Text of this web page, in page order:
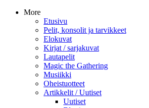
More
Etusivu
Pelit, konsolit ja tarvikkeet
Elokuvat
Kirjat / sarjakuvat
Lautapelit
Magic the Gathering
Musiikki
Oheistuotteet
Artikkelit / Uutiset
Uutiset